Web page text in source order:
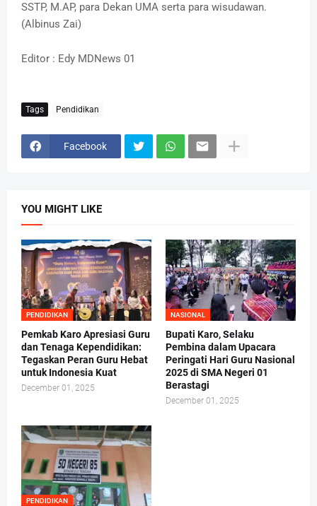
SSTP, M.AP, para Dekan UMA serta para wisudawan.
(Albinus Zai)
Editor : Edy MDNews 01
Tags Pendidikan
Facebook
YOU MIGHT LIKE
PENDIDIKAN
Pemkab Karo Apresiasi Guru
dan Tenaga Kependidikan:
Tegaskan Peran Guru Hebat
untuk Indonesia Kuat
December 01, 2025
NASIONAL
Bupati Karo, Selaku
Pembina dalam Upacara
Peringati Hari Guru Nasional
2025 di SMA Negeri 01
Berastagi
December 01, 2025
PENDIDIKAN